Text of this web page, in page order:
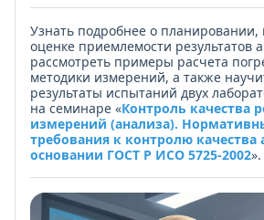
Узнать подробнее о
оценке приемлемости результатов
рассмотреть примеры расчета
методики измерений, а также
результаты испытаний двух
на семинаре «Контроль качества
измерений (анализа).
требования к контролю качества
основании ГОСТ Р ИСО 5725-2002».